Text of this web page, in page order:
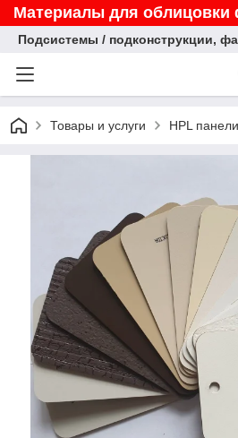
Материалы для
Подсистемы / подконструкции,
Товары и услуги HPL панели